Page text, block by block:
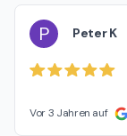
P Peter K
Vor 3 Jahren auf